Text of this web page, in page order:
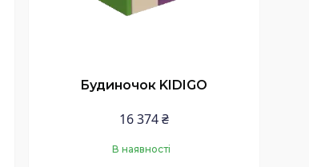
Будиночок KIDIGO
16 374 ₴
В наявності